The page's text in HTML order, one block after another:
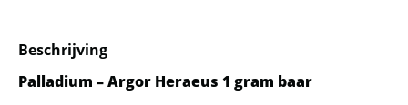
de
wachtlijst
Beschrijving
Palladium – Argor Heraeus 1 gram baar